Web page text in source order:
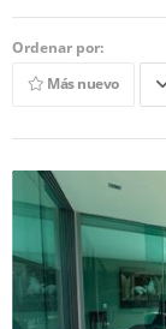
Ordenar por:
Más nuevo